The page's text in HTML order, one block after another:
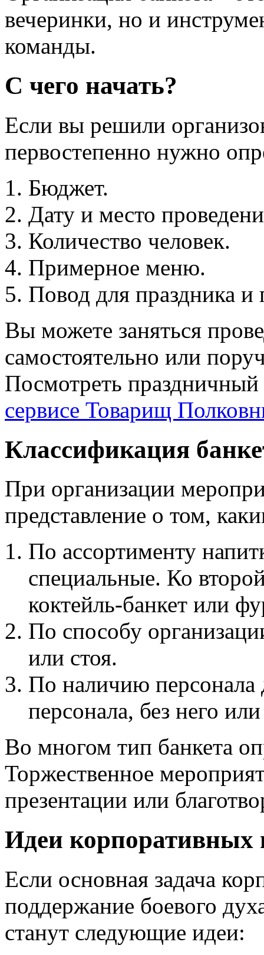
вечеринки, но и
команды.
С чего начать?
Если вы решили
первостепенно нужно
Бюджет.
Дату и место
Количество человек.
Примерное меню.
Повод для праздника и
Вы можете заняться
самостоятельно или
Посмотреть
сервисе Товарищ
Классификация
При организации
представление о том,
По ассортименту
специальные. Ко
коктейль-банкет или
По способу
или стоя.
По наличию персонала
персонала, без него
Во многом тип банкета
Торжественное
презентации или
Идеи корпоративных
Если основная задача
поддержание боевого
станут следующие идеи: